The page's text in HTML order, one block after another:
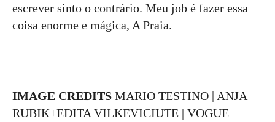
escrever sinto o contrário. Meu job é fazer essa
coisa enorme e mágica, A Praia.
IMAGE CREDITS MARIO TESTINO | ANJA
RUBIK+EDITA VILKEVICIUTE | VOGUE